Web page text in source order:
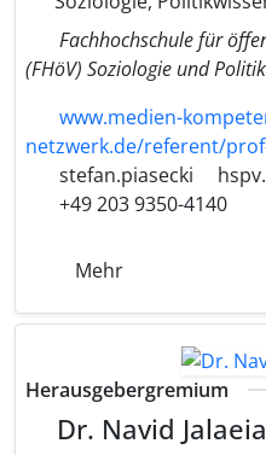
Fachhochschule für
(FHöV) Soziologie und
www.medien-
netzwerk.de/referent/
stefan.piasecki
+49 203 9350-4140
Mehr
Herausgebergremium
Dr. Navid